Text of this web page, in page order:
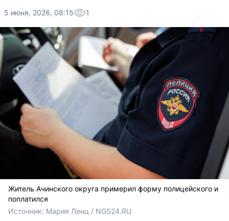
5 июня, 2026, 08:15 1
Житель Ачинского округа примерил форму полицейского и
поплатился
Источник: Мария Ленц / NGS24.RU